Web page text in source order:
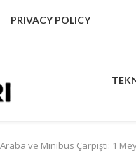
PRIVACY POLICY
ve Minibüs Çarpıştı: 1